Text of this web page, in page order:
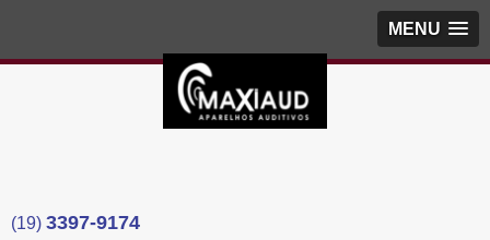
MENU
(19) 3397-9174